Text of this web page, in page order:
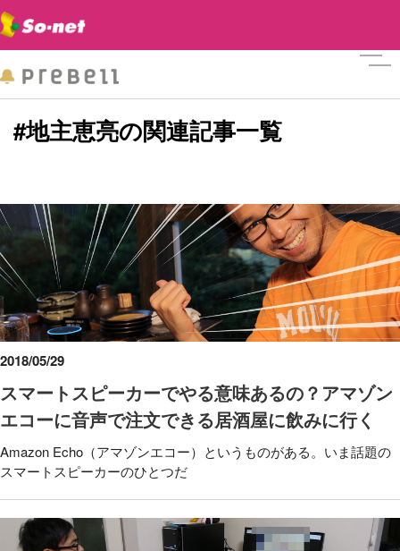
#地主恵亮の関連記事一覧
スマートスピーカーでやる意味あるの？アマゾン
エコーに音声で注文できる居酒屋に飲みに行く
2018/05/29
Amazon Echo（アマゾンエコー）というものがある。いま話題の
スマートスピーカーのひとつだ